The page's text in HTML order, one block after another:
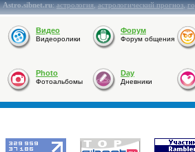
Astro.sibnet.ru:астрология,астрологический прогноз,
Видео
Видеоролики
Форум
Форум общения
Photo
Фотоальбомы
Day
Дневники